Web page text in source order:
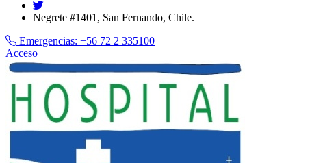
Negrete #1401, San Fernando, Chile.
Emergencias: +56 72 2 335100
Acceso